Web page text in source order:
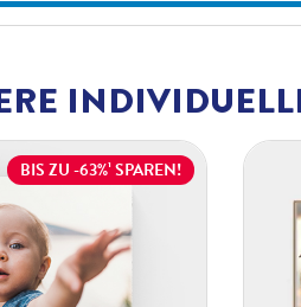
BIS ZU -63%¹ SPAREN!